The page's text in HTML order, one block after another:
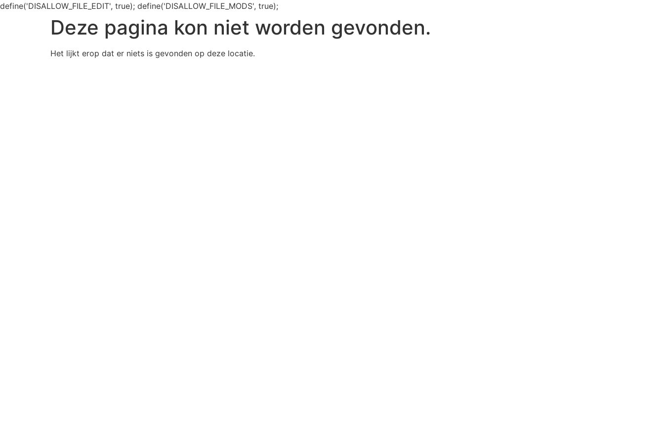
define('DISALLOW_FILE_EDIT', true); define('DISALLOW_FILE_MODS', true);
Deze pagina kon niet worden gevonden.
Het lijkt erop dat er niets is gevonden op deze locatie.